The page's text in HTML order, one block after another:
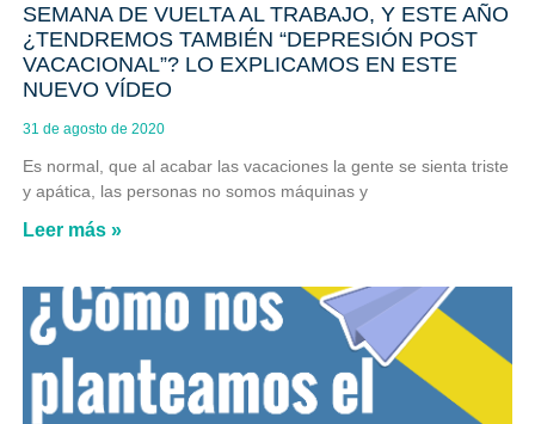
SEMANA DE VUELTA AL TRABAJO, Y ESTE AÑO
¿TENDREMOS TAMBIÉN “DEPRESIÓN POST
VACACIONAL”? LO EXPLICAMOS EN ESTE
NUEVO VÍDEO
31 de agosto de 2020
Es normal, que al acabar las vacaciones la gente se sienta triste
y apática, las personas no somos máquinas y
Leer más »